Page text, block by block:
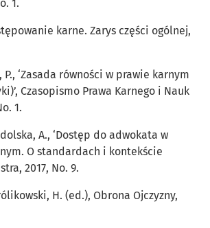
1.
karne. Zarys części ogólnej,
P., ‘Zasada równości w prawie karnym
Czasopismo Prawa Karnego i Nauk
1.
A., ‘Dostęp do adwokata w
O standardach i kontekście
2017, No. 9.
H. (ed.), Obrona Ojczyzny,